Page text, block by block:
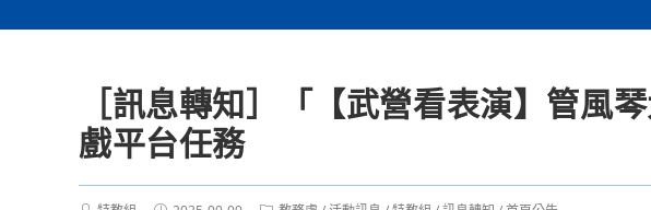
［訊息轉知］「【武營看表演】管風
戲平台任務